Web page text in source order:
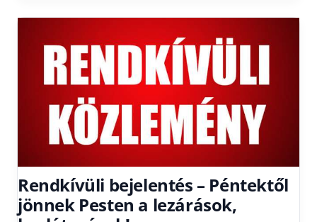
Rendkívüli bejelentés – Péntektől
jönnek Pesten a lezárások,